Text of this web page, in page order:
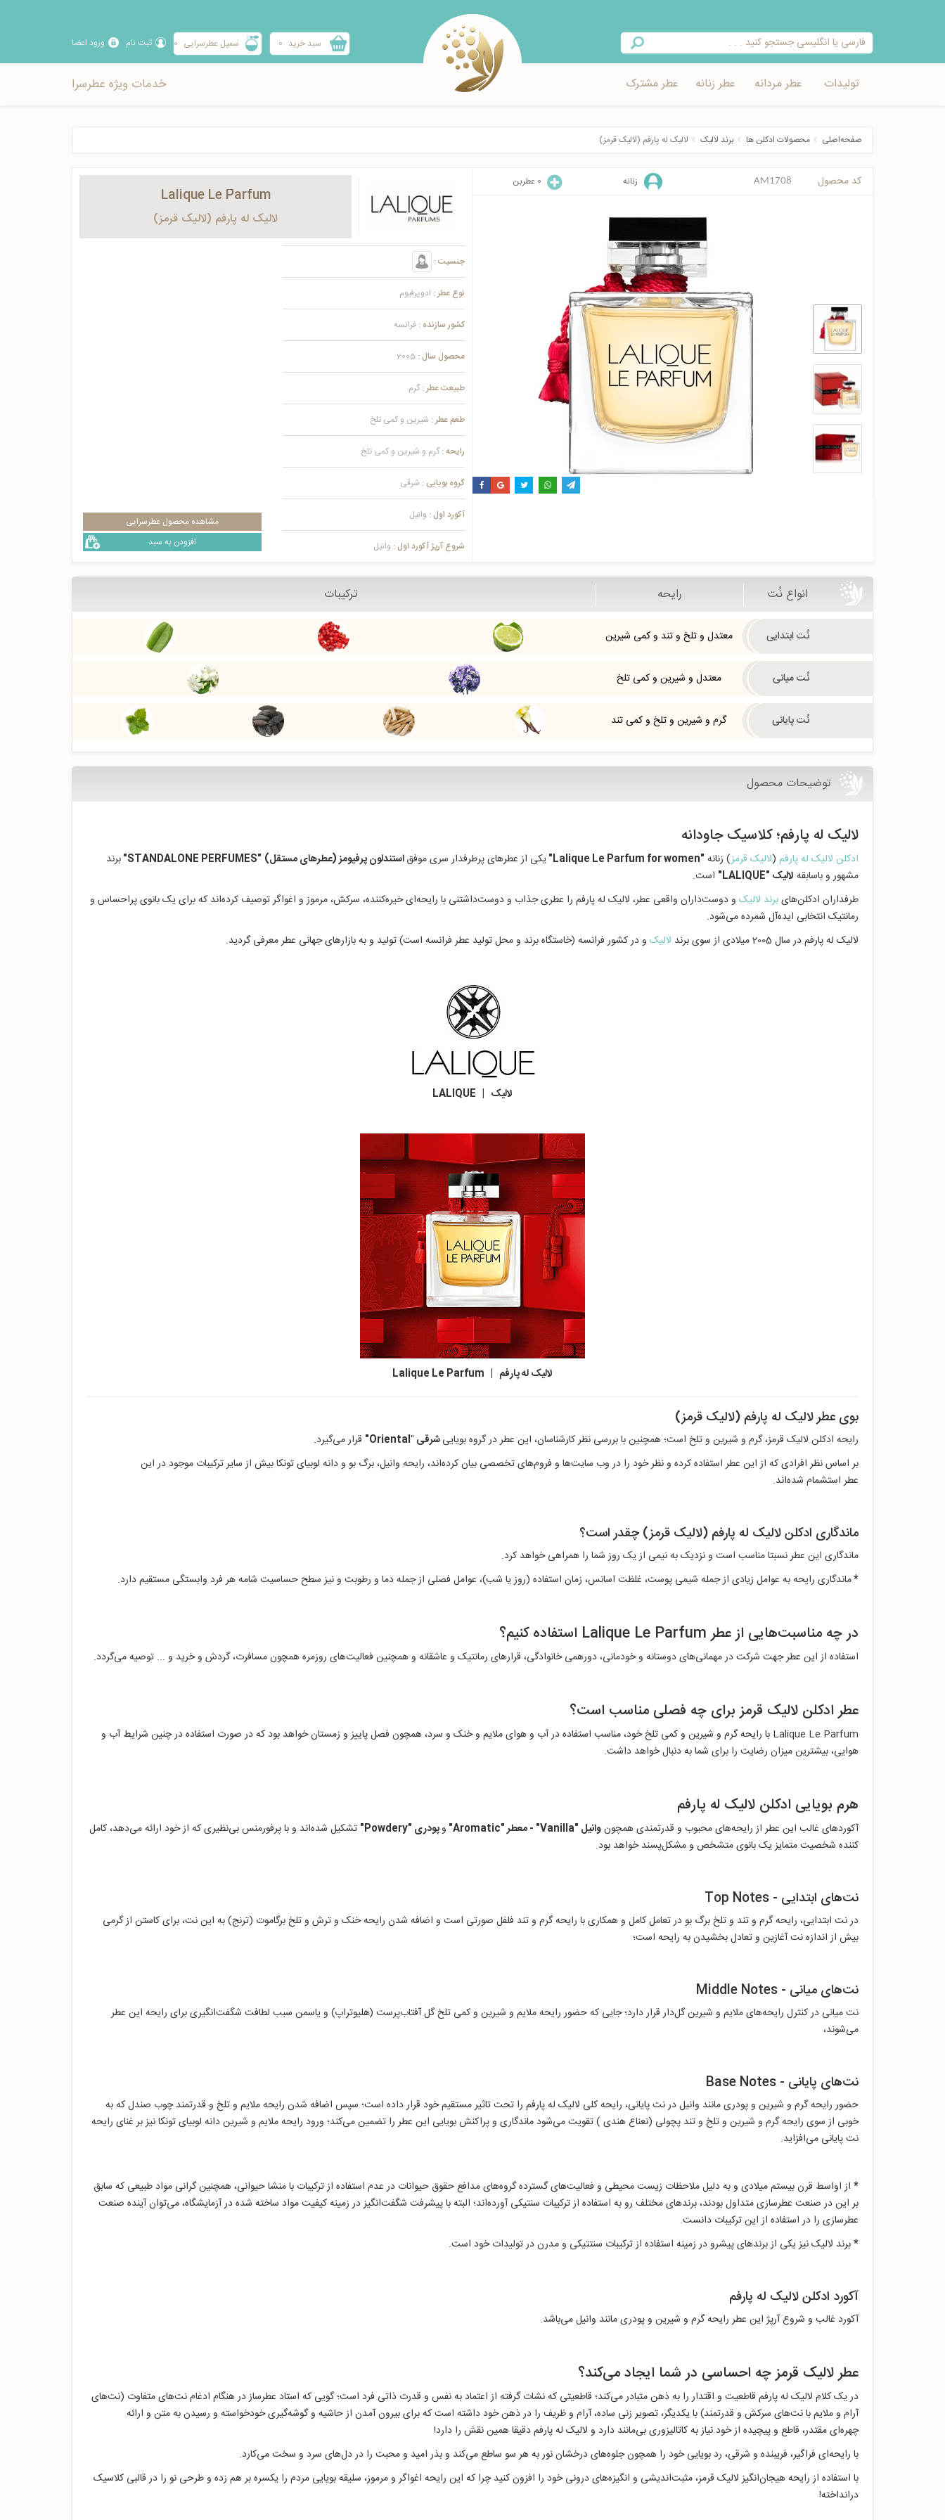
ورود اعضا ثبت نام سمپل عطرسرایی 0 سبد خرید 0
تولیدات عطر مردانه عطر زنانه عطر مشترک خدمات ویژه عطرسرا
صفحه‌اصلی محصولات ادکلن ها برند لالیک لالیک له پارفم (لالیک قرمز)
کد محصول AM1708 زنانه 0 عطربن
Lalique Le Parfum
لالیک له پارفم (لالیک قرمز)
جنسیت :
نوع عطر : ادوپرفیوم
کشور سازنده : فرانسه
محصول سال : 2005
طبیعت عطر : گرم
طعم عطر : شیرین و کمی تلخ
رایحه : گرم و شیرین و کمی تلخ
گروه بویایی : شرقی
آکورد اول : وانیل
شروع آرپژ آکورد اول : وانیل
مشاهده محصول عطرسرایی
افزودن به سبد
انواع نُت رایحه ترکیبات
نُت ابتدایی معتدل و تلخ و تند و کمی شیرین
نُت میانی معتدل و شیرین و کمی تلخ
نُت پایانی گرم و شیرین و تلخ و کمی تند
توضیحات محصول
لالیک له پارفم؛ کلاسیک جاودانه
ادکلن لالیک له پارفم (لالیک قرمز) زنانه "Lalique Le Parfum for women" یکی از عطرهای پرطرفدار سری موفقاستندلون پرفیومز (عطرهای مستقل) "STANDALONE PERFUMES
"برند
مشهور و باسابقه لالیک "LALIQUE " است.
طرفداران ادکلن‌هایبرند لالیک و دوست‌داران واقعی عطر، لالیک له پارفم را عطری جذاب و دوست‌داشتنی با رایحه‌ای خیره‌کننده، سرکش، مرموز و اغواگر توصیف کرده‌اند که برای یک بانوی پراحساس و
رمانتیک انتخابی ایده‌آل شمرده می‌شود.
لالیک له پارفم در سال 2005 میلادی از سوی برند
لالیک و در کشور فرانسه (خاستگاه برند و محل تولید عطر فرانسه است) تولید و به بازارهای جهانی عطر معرفی گردید.
لالیک | LALIQUE
لالیک له پارفم | Lalique Le Parfum
بوی عطر لالیک له پارفم (لالیک قرمز)
رایحه ادکلن لالیک قرمز، گرم و شیرین و تلخ است؛ همچنین با بررسی نظر کارشناسان، این عطر در گروه بویاییشرقی "
Oriental" قرار می‌گیرد.
بر اساس نظر افرادی که از این عطر استفاده کرده‌ و نظر خود را در وب سایت‌ها و فروم‌های تخصصی بیان کرده‌اند، رایحه وانیل، برگ بو و دانه لوبیای تونکا بیش از سایر ترکیبات موجود در این
عطر استشمام شده‌اند.
ماندگاری ادکلن لالیک له پارفم (لالیک قرمز) چقدر است؟
ماندگاری این عطر نسبتا مناسب است و نزدیک به نیمی از یک روز شما را همراهی خواهد کرد.
*ماندگاری رایحه به عوامل زیادی از جمله شیمی پوست، غلظت اسانس، زمان استفاده (روز یا شب)، عوامل فصلی از جمله دما و رطوبت و نیز سطح حساسیت شامه هر فرد وابستگی مستقیم دارد.
در چه مناسبت‌هایی از عطر Lalique Le Parfum استفاده کنیم؟
استفاده از این عطر جهت شرکت در مهمانی‌های دوستانه و خودمانی، دورهمی خانوادگی، قرارهای رمانتیک و عاشقانه و همچنین فعالیت‌های روزمره همچون مسافرت، گردش و خرید و ... توصیه می‌گردد.
عطر ادکلن لالیک قرمز برای چه فصلی مناسب است؟
Lalique Le Parfum با رایحه گرم و شیرین و کمی تلخ خود، مناسب استفاده در آب و هوای ملایم و خنک و سرد، همچون فصل‌ پاییز و زمستان خواهد بود که در صورت استفاده در چنین شرایط آب و
هوایی، بیشترین میزان رضایت را برای شما به دنبال خواهد داشت.
هرم بویایی ادکلن لالیک له پارفم
آکوردهای غالب این عطر از رایحه‌های محبوب و قدرتمندی همچونوانیل "Vanilla" - معطر "Aromatic " وپودری "Powdery " تشکیل شده‌اند و با پرفورمنس بی‌نظیری که از خود ارائه می‌دهد، کامل
کننده شخصیت متمایز یک بانوی متشخص و مشکل‌پسند خواهد بود.
نت‌های ابتدایی - Top Notes
در نت ابتدایی، رایحه گرم و تند و تلخ برگ بو در تعامل کامل و همکاری با رایحه گرم و تند فلفل صورتی است و اضافه شدن رایحه خنک و ترش و تلخ برگاموت (ترنج) به این نت، برای کاستن از گرمی
بیش از اندازه نت آغازین و تعادل بخشیدن به رایحه است؛
نت‌های میانی - Middle Notes
نت میانی در کنترل رایحه‌های ملایم و شیرین گل‌دار قرار دارد؛ جایی که حضور رایحه ملایم و شیرین و کمی تلخ گل آفتاب‌پرست (هلیوتراپ) و یاسمن سبب لطافت شگفت‌انگیری برای رایحه این عطر
می‌شوند،
نت‌های پایانی - Base Notes
حضور رایحه گرم و شیرین و پودری مانند وانیل در نت پایانی، رایحه کلی لالیک له پارفم را تحت تاثیر مستقیم خود قرار داده است؛ سپس اضافه شدن رایحه‌‌ ملایم و تلخ و قدرتمند چوب صندل که به
خوبی از سوی رایحه گرم و شیرین و تلخ و تند پچولی (نعناع هندی ) تقویت می‌شود ماندگاری و پراکنش بویایی این عطر را تضمین می‌کند؛ ورود رایحه ملایم و شیرین دانه لوبیای تونکا نیز بر غنای رایحه
نت پایانی می‌افزاید.
* از اواسط قرن بیستم میلادی و به دلیل ملاحظات زیست محیطی و فعالیت‌های گسترده گروه‌های مدافع حقوق حیوانات در عدم استفاده از ترکیبات با منشا حیوانی، همچنین گرانی مواد طبیعی که سابق
بر این در صنعت عطرسازی متداول بودند، برندهای مختلف رو به استفاده از ترکیبات سنتیکی آورده‌اند؛ البته با پیشرفت شگفت‌انگیز در زمینه کیفیت مواد ساخته شده در آزمایشگاه‌، می‌توان آینده صنعت
عطرسازی را در استفاده از این ترکیبات دانست.
*برند لالیک نیز یکی از برندهای پیشرو در زمینه استفاده از ترکیبات سنتتیکی و مدرن در تولیدات خود است.
آکورد ادکلن لالیک له پارفم
آکورد غالب و شروع آرپژ این عطر رایحه گرم و شیرین و پودری مانند وانیل می‌باشد.
عطر لالیک قرمز چه احساسی در شما ایجاد می‌کند؟
در یک کلام لالیک له پارفم قاطعیت و اقتدار را به ذهن متبادر می‌کند؛ قاطعیتی که نشات گرفته از اعتماد به نفس و قدرت ذاتی فرد است؛ گویی که استاد عطرساز در هنگام ادغام نت‌های متفاوت (نت‌های
آرام و ملایم با نت‌های سرکش و قدرتمند) با یکدیگر، تصویر زنی ساده، آرام و ظریف را در ذهن خود داشته است که برای بیرون آمدن از حاشیه و گوشه‌گیری خودخواسته و رسیدن به متن و ارائه
چهره‌ای مقتدر، قاطع و پیچیده از خود نیاز به کاتالیزوری بی‌مانند دارد و لالیک له پارفم دقیقا همین نقش را دارد!
با رایحه‌ای فراگیر، فریبنده و شرقی، رد بویایی خود را همچون جلوه‌های درخشان نور به هر سو ساطع می‌کند و بذر امید و محبت را در دل‌های سرد و سخت می‌کارد.
با استفاده از رایحه هیجان‌‌انگیز لالیک قرمز، مثبت‌اندیشی و انگیزه‌های درونی خود را افزون کنید چرا که این رایحه اغواگر و مرموز، سلیقه بویایی مردم را یکسره بر هم زده و طرحی نو را در قالبی کلاسیک
درانداخته!